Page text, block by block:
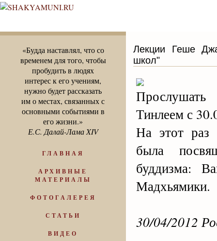
«Будда наставлял, что со
временем для того, чтобы
пробудить в людях
интерес к его учениям,
нужно будет рассказать
им о местах, связанных с
основными событиями в
его жизни.»
Е.С. Далай-Лама XIV
ГЛАВНАЯ
АРХИВНЫЕ
МАТЕРИАЛЫ
ФОТОГАЛЕРЕЯ
СТАТЬИ
ВИДЕО
Лекции Геше
школ"
Тинлеем с
На этот раз
была
буддизма:
Мадхьямики.
30/04/2012